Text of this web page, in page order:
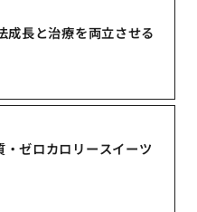
成長と治療を両立させる
ゼロカロリースイーツ